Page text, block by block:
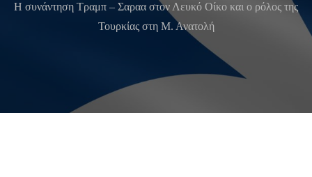
Η συνάντηση Τραμπ – Σαραα στον Λευκό Οίκο και ο ρόλος της
Τουρκίας στη Μ. Ανατολή